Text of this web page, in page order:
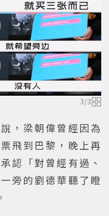
3/3
，梁朝偉曾經因為
飛到巴黎，晚上再
認「對曾經有過、
旁的劉德華聽了瞪